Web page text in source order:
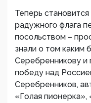
Теперь
радужного флага
посольством –
знали о том каким
Серебренникову и
победу над
Серебренников,
«Голая